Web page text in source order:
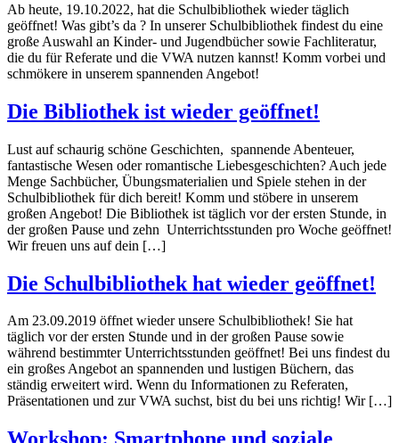
Ab heute, 19.10.2022, hat die Schulbibliothek wieder täglich
geöffnet! Was gibt’s da ? In unserer Schulbibliothek findest du eine
große Auswahl an Kinder- und Jugendbücher sowie Fachliteratur,
die du für Referate und die VWA nutzen kannst! Komm vorbei und
schmökere in unserem spannenden Angebot!
Die Bibliothek ist wieder geöffnet!
Lust auf schaurig schöne Geschichten, spannende Abenteuer,
fantastische Wesen oder romantische Liebesgeschichten? Auch jede
Menge Sachbücher, Übungsmaterialien und Spiele stehen in der
Schulbibliothek für dich bereit! Komm und stöbere in unserem
großen Angebot! Die Bibliothek ist täglich vor der ersten Stunde, in
der großen Pause und zehn Unterrichtsstunden pro Woche geöffnet!
Wir freuen uns auf dein […]
Die Schulbibliothek hat wieder geöffnet!
Am 23.09.2019 öffnet wieder unsere Schulbibliothek! Sie hat
täglich vor der ersten Stunde und in der großen Pause sowie
während bestimmter Unterrichtsstunden geöffnet! Bei uns findest du
ein großes Angebot an spannenden und lustigen Büchern, das
ständig erweitert wird. Wenn du Informationen zu Referaten,
Präsentationen und zur VWA suchst, bist du bei uns richtig! Wir […]